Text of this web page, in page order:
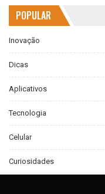
POPULAR
Inovação
Dicas
Aplicativos
Tecnologia
Celular
Curiosidades